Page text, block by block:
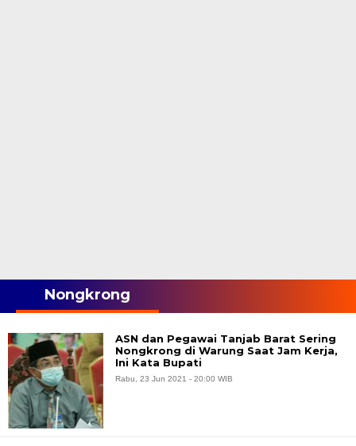
Nongkrong
ASN dan Pegawai Tanjab Barat Sering
Nongkrong di Warung Saat Jam Kerja,
Ini Kata Bupati
Rabu, 23 Jun 2021 - 20:00 WIB